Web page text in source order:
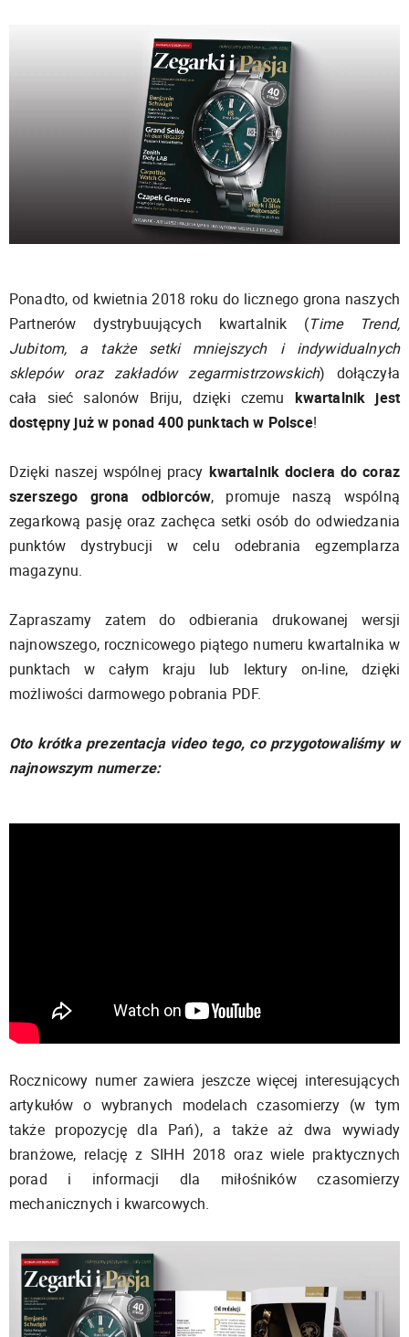
Ponadto, od kwietnia 2018 roku do licznego grona naszych
Partnerów dystrybuujących kwartalnik (Time Trend,
Jubitom, a także setki mniejszych i indywidualnych
sklepów oraz zakładów zegarmistrzowskich) dołączyła
cała sieć salonów Briju, dzięki czemu kwartalnik jest
dostępny już w ponad 400 punktach w Polsce!
Dzięki naszej wspólnej pracy kwartalnik dociera do coraz
szerszego grona odbiorców, promuje naszą wspólną
zegarkową pasję oraz zachęca setki osób do odwiedzania
punktów dystrybucji w celu odebrania egzemplarza
magazynu.
Zapraszamy zatem do odbierania drukowanej wersji
najnowszego, rocznicowego piątego numeru kwartalnika w
punktach w całym kraju lub lektury on-line, dzięki
możliwości darmowego pobrania PDF.
Oto krótka prezentacja video tego, co przygotowaliśmy w
najnowszym numerze:
Rocznicowy numer zawiera jeszcze więcej interesujących
artykułów o wybranych modelach czasomierzy (w tym
także propozycję dla Pań), a także aż dwa wywiady
branżowe, relację z SIHH 2018 oraz wiele praktycznych
porad i informacji dla miłośników czasomierzy
mechanicznych i kwarcowych.